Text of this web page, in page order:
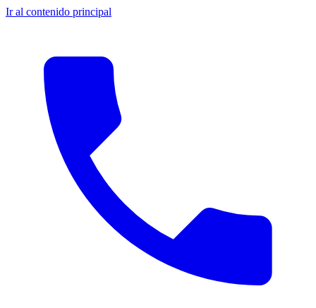
Ir al contenido principal